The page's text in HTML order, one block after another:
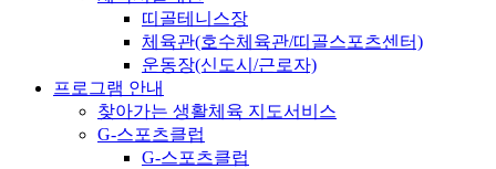
띠골테니스장
체육관(호수체육관/띠골스포츠센터)
운동장(신도시/근로자)
프로그램 안내
찾아가는 생활체육 지도서비스
G-스포츠클럽
G-스포츠클럽